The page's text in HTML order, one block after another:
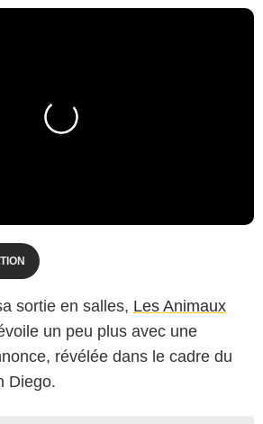
sortie en salles, Les Animaux
un peu plus avec une
révélée dans le cadre du
Diego.